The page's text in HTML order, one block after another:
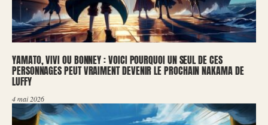
YAMATO, VIVI OU BONNEY : VOICI POURQUOI UN SEUL DE CES
PERSONNAGES PEUT VRAIMENT DEVENIR LE PROCHAIN NAKAMA DE
LUFFY
4 mai 2026